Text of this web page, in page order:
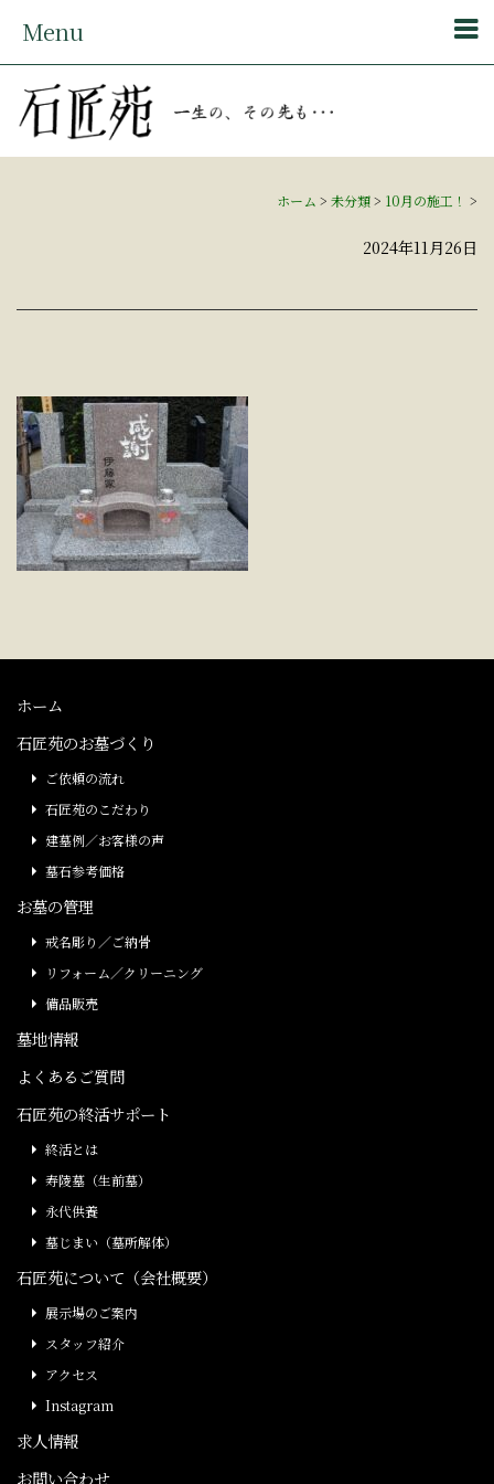
Menu
ホーム > 未分類> 10月の施工！ >
2024年11月26日
ホーム
石匠苑のお墓づくり
ご依頼の流れ
石匠苑のこだわり
建墓例／お客様の声
墓石参考価格
お墓の管理
戒名彫り／ご納骨
リフォーム／クリーニング
備品販売
墓地情報
よくあるご質問
石匠苑の終活サポート
終活とは
寿陵墓（生前墓）
永代供養
墓じまい（墓所解体）
石匠苑について（会社概要）
展示場のご案内
スタッフ紹介
アクセス
Instagram
求人情報
お問い合わせ